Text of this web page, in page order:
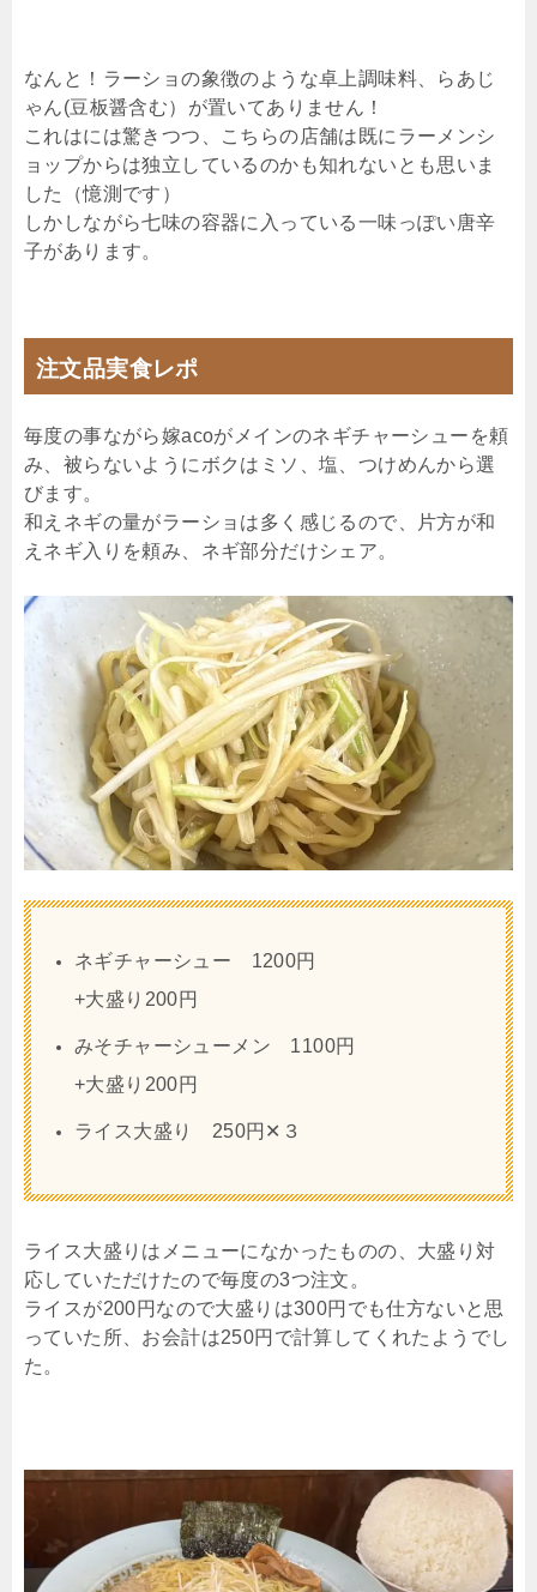
なんと！ラーショの象徴のような卓上調味料、らあじ
ゃん(豆板醤含む）が置いてありません！
これはには驚きつつ、こちらの店舗は既にラーメンシ
ョップからは独立しているのかも知れないとも思いま
した（憶測です）
しかしながら七味の容器に入っている一味っぽい唐辛
子があります。
注文品実食レポ
毎度の事ながら嫁acoがメインのネギチャーシューを頼
み、被らないようにボクはミソ、塩、つけめんから選
びます。
和えネギの量がラーショは多く感じるので、片方が和
えネギ入りを頼み、ネギ部分だけシェア。
ネギチャーシュー 1200円
+大盛り200円
みそチャーシューメン 1100円
+大盛り200円
ライス大盛り 250円✕３
ライス大盛りはメニューになかったものの、大盛り対
応していただけたので毎度の3つ注文。
ライスが200円なので大盛りは300円でも仕方ないと思
っていた所、お会計は250円で計算してくれたようでし
た。